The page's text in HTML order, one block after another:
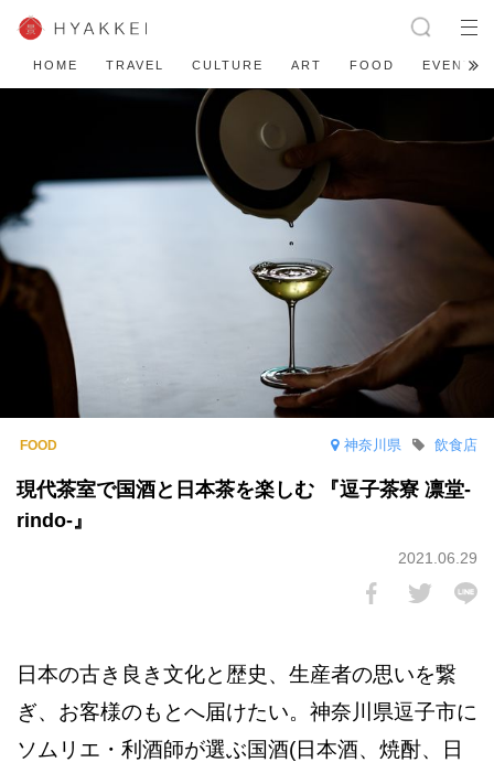
HOME TRAVEL CULTURE ART FOOD EVENT
神奈川県 飲食店
現代茶室で国酒と日本茶を楽しむ 『逗子茶寮 凛堂-
rindo-』
2021.06.29
日本の古き良き文化と歴史、生産者の思いを繋
ぎ、お客様のもとへ届けたい。神奈川県逗子市に
ソムリエ・利酒師が選ぶ国酒(日本酒、焼酎、日